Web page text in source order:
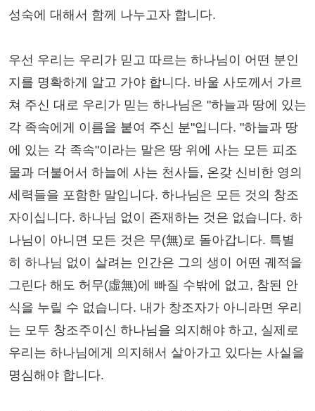
성숙에 대해서 함께 나누고자 합니다.
우선 우리는 우리가 믿고 따르는 하나님이 어떤 분인
지를 명확하게 알고 가야 합니다. 바울 사도께서 가르
쳐 주신 대로 우리가 믿는 하나님은 "하늘과 땅에 있는
각 족속에게 이름을 붙여 주신 분"입니다. "하늘과 땅
에 있는 각 족속"이라는 말은 땅 위에 사는 모든 피조
물과 더불어서 하늘에 사는 천사들, 온갖 신비한 영의
세력들을 포함한 말입니다. 하나님은 모든 것의 창조
자이십니다. 하나님 없이 존재하는 것은 없습니다. 하
나님이 아니면 모든 것은 무(無)로 돌아갑니다. 특별
히 하나님 없이 살려는 인간은 그의 생이 어떤 궤적을
그린다 해도 허무(虛無)에 빠질 수밖에 없고, 참된 안
식을 누릴 수 없습니다. 내가 창조자가 아니라면 우리
는 모두 창조주이신 하나님을 의지해야 하고, 실제로
우리는 하나님에게 의지해서 살아가고 있다는 사실을
명심해야 합니다.